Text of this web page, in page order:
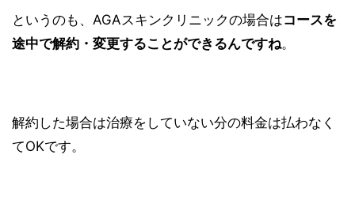
というのも、AGAスキンクリニックの場合はコースを
途中で解約・変更することができるんですね。
解約した場合は治療をしていない分の料金は払わなく
てOKです。